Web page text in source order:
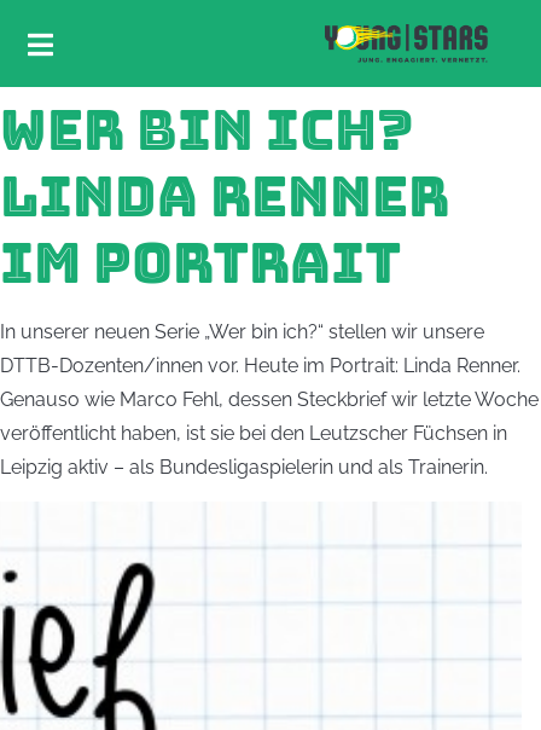
WER BIN ICH?
LINDA RENNER
IM PORTRAIT
In unserer neuen Serie „Wer bin ich?“ stellen wir unsere
DTTB-Dozenten/innen vor. Heute im Portrait: Linda Renner.
Genauso wie Marco Fehl, dessen Steckbrief wir letzte Woche
veröffentlicht haben, ist sie bei den Leutzscher Füchsen in
Leipzig aktiv – als Bundesligaspielerin und als Trainerin.